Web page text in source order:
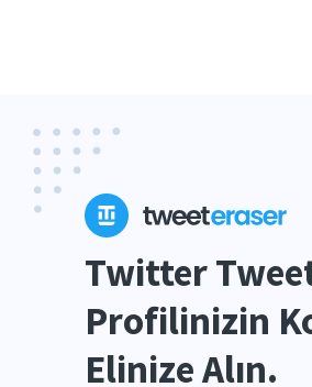
Twitter
Profilinizin
Elinize Alın.